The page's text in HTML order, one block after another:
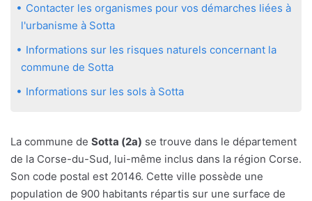
Contacter les organismes pour vos démarches liées à
l'urbanisme à Sotta
Informations sur les risques naturels concernant la
commune de Sotta
Informations sur les sols à Sotta
La commune de Sotta (2a) se trouve dans le département
de la Corse-du-Sud, lui-même inclus dans la région Corse.
Son code postal est 20146. Cette ville possède une
population de 900 habitants répartis sur une surface de